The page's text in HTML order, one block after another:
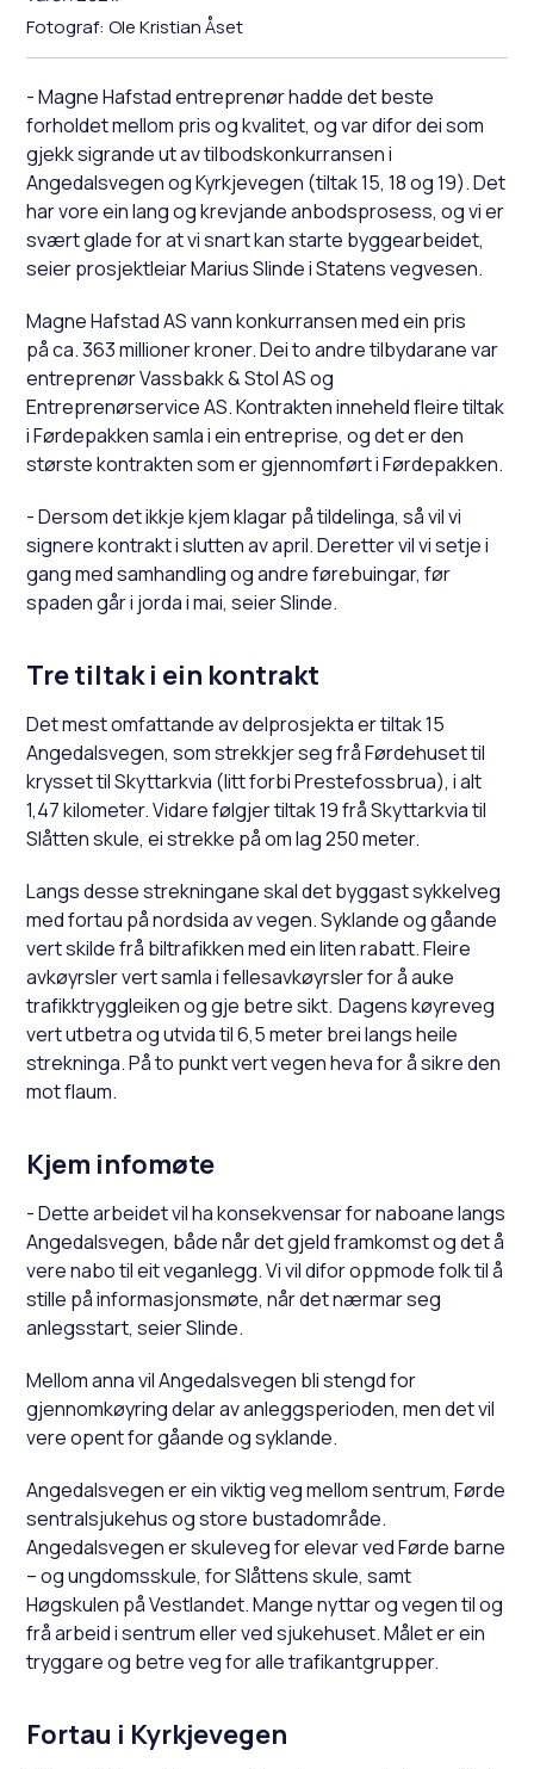
Ole Kristian Åset
- Magne Hafstad entreprenør hadde det beste
forholdet mellom pris og kvalitet, og var difor dei som
gjekk sigrande ut av tilbodskonkurransen i
Angedalsvegen og Kyrkjevegen (tiltak 15, 18 og 19). Det
har vore ein lang og krevjande anbodsprosess, og vi er
svært glade for at vi snart kan starte byggearbeidet,
seier prosjektleiar Marius Slinde i Statens vegvesen.
Magne Hafstad AS vann konkurransen med ein pris
på ca. 363 millioner kroner. Dei to andre tilbydarane var
entreprenør Vassbakk & Stol AS og
Entreprenørservice AS. Kontrakten inneheld fleire tiltak
i Førdepakken samla i ein entreprise, og det er den
største kontrakten som er gjennomført i Førdepakken.
- Dersom det ikkje kjem klagar på tildelinga, så vil vi
signere kontrakt i slutten av april. Deretter vil vi setje i
gang med samhandling og andre førebuingar, før
spaden går i jorda i mai, seier Slinde.
Tre tiltak i ein kontrakt
Det mest omfattande av delprosjekta er tiltak 15
Angedalsvegen, som strekkjer seg frå Førdehuset til
krysset til Skyttarkvia (litt forbi Prestefossbrua), i alt
1,47 kilometer. Vidare følgjer tiltak 19 frå Skyttarkvia til
Slåtten skule, ei strekke på om lag 250 meter.
Langs desse strekningane skal det byggast sykkelveg
med fortau på nordsida av vegen. Syklande og gåande
vert skilde frå biltrafikken med ein liten rabatt. Fleire
avkøyrsler vert samla i fellesavkøyrsler for å auke
trafikktryggleiken og gje betre sikt. Dagens køyreveg
vert utbetra og utvida til 6,5 meter brei langs heile
strekninga. På to punkt vert vegen heva for å sikre den
mot flaum.
Kjem infomøte
- Dette arbeidet vil ha konsekvensar for naboane langs
Angedalsvegen, både når det gjeld framkomst og det å
vere nabo til eit veganlegg. Vi vil difor oppmode folk til å
stille på informasjonsmøte, når det nærmar seg
anlegsstart, seier Slinde.
Mellom anna vil Angedalsvegen bli stengd for
gjennomkøyring delar av anleggsperioden, men det vil
vere opent for gåande og syklande.
Angedalsvegen er ein viktig veg mellom sentrum, Førde
sentralsjukehus og store bustadområde.
Angedalsvegen er skuleveg for elevar ved Førde barne
– og ungdomsskule, for Slåttens skule, samt
Høgskulen på Vestlandet. Mange nyttar og vegen til og
frå arbeid i sentrum eller ved sjukehuset. Målet er ein
tryggare og betre veg for alle trafikantgrupper.
Fortau i Kyrkjevegen